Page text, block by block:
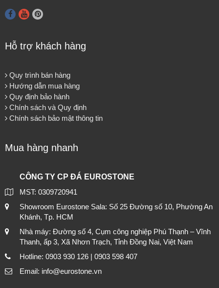
Hỗ trợ khách hàng
Quy trình bán hàng
Hướng dẫn mua hàng
Quy định bảo hành
Chính sách và Quy định
Chính sách bảo mật thông tin
Mua hàng nhanh
CÔNG TY CP ĐÁ EUROSTONE
MST: 0309720941
Showroom Eurostone Sala: Số 25 Đường số 10, Phường An
Khánh, Tp. HCM
Nhà máy: Đường số 4, Cụm công nghiệp Phú Thạnh – Vĩnh
Thanh, ấp 3, Xã Nhơn Trạch, Tỉnh Đồng Nai, Việt Nam
Hotline: 0903 930 126 | 0903 598 407
Email: info@eurostone.vn